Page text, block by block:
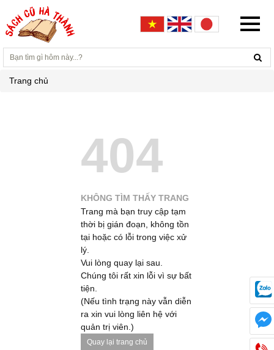
Trang chủ
404
KHÔNG TÌM THẤY TRANG
Trang mà bạn truy cập tạm
thời bị gián đoạn, không tồn
tại hoặc có lỗi trong việc xử
lý.
Vui lòng quay lại sau.
Chúng tôi rất xin lỗi vì sự bất
tiện.
(Nếu tình trạng này vẫn diễn
ra xin vui lòng liên hệ với
quản trị viên.)
Quay lại trang chủ